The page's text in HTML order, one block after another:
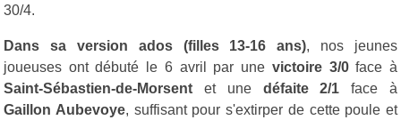
30/4.
Dans sa version ados (filles 13-16 ans), nos jeunes
joueuses ont débuté le 6 avril par une victoire 3/0face à
Saint-Sébastien-de-Morsent et une défaite 2/1 face à
Gaillon Aubevoye, suffisant pour s'extirper de cette poule et